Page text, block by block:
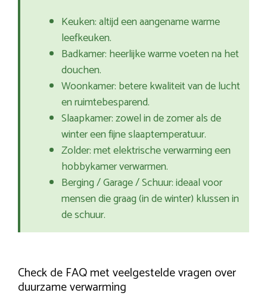
Keuken: altijd een aangename warme
leefkeuken.
Badkamer: heerlijke warme voeten na het
douchen.
Woonkamer: betere kwaliteit van de lucht
en ruimtebesparend.
Slaapkamer: zowel in de zomer als de
winter een fijne slaaptemperatuur.
Zolder: met elektrische verwarming een
hobbykamer verwarmen.
Berging / Garage / Schuur: ideaal voor
mensen die graag (in de winter) klussen in
de schuur.
Check de FAQ met veelgestelde vragen over
duurzame verwarming